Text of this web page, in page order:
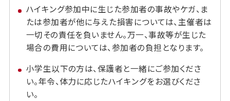
ハイキング参加中に生じた参加者の事故やケガ、ま
たは参加者が他に与えた損害については、主催者は
一切その責任を負いません。万一、事故等が生じた
場合の費用については、参加者の負担となります。
小学生以下の方は、保護者と一緒にご参加くださ
い。年令、体力に応じたハイキングをお選びくださ
い。